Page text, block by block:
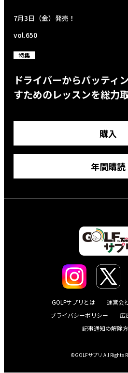
7月3日（金）発売！
vol.650
特集
ドライバーからパッティ
すためのレッスンを総力
購入
年間購読
GOLFサプリとは 運営会
プライバシーポリシー
広
記事通知の解除
©GOLFサプリ All Rights